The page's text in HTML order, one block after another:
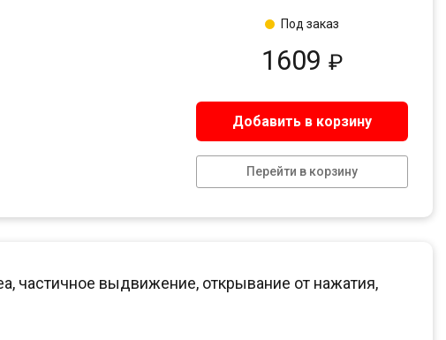
1609 ₽
Добавить в корзину
Перейти в корзину
Под заказ
частичное выдвижение, открывание от нажатия,